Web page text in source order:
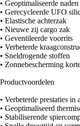
• Geoptimaliseerde
• Gerecycleerde UFO
• Elastische achterzak
• Nieuwe zij cargo zak
• Geventileerde voorrits
• Verbeterde
• Sneldrogende stoffen
• Zonnebescherming
Productvoordelen
• Verbeterde prestaties in
• Geoptimaliseerd
• Stabiliserende